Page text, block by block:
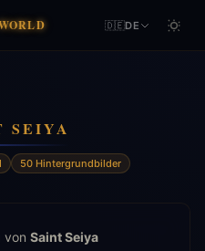
🇩🇪DE
SEIYA
50 Hintergrundbilder
von Saint Seiya